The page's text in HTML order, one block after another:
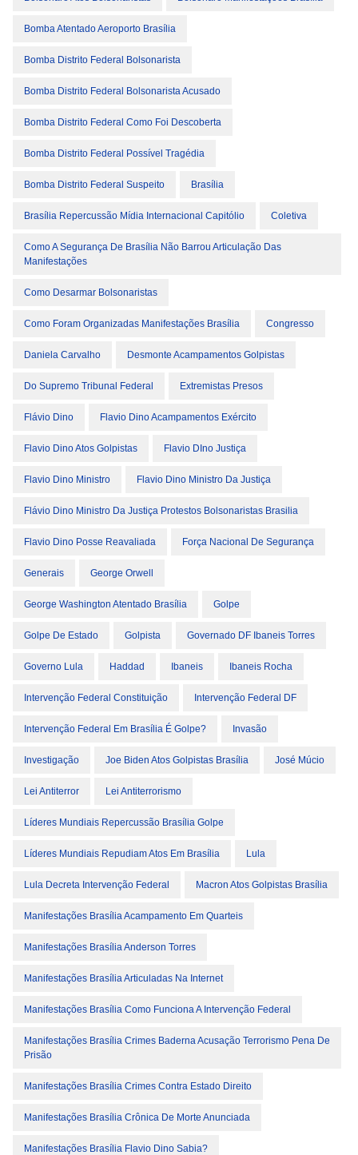
Bomba Atentado Aeroporto Brasília
Bomba Distrito Federal Bolsonarista
Bomba Distrito Federal Bolsonarista Acusado
Bomba Distrito Federal Como Foi Descoberta
Bomba Distrito Federal Possível Tragédia
Bomba Distrito Federal Suspeito Brasília
Brasília Repercussão Mídia Internacional Capitólio Coletiva
Como A Segurança De Brasília Não Barrou Articulação Das
Manifestações
Como Desarmar Bolsonaristas
Como Foram Organizadas Manifestações Brasília Congresso
Daniela Carvalho Desmonte Acampamentos Golpistas
Do Supremo Tribunal Federal Extremistas Presos
Flávio Dino Flavio Dino Acampamentos Exército
Flavio Dino Atos Golpistas Flavio DIno Justiça
Flavio Dino Ministro Flavio Dino Ministro Da Justiça
Flávio Dino Ministro Da Justiça Protestos Bolsonaristas Brasilia
Flavio Dino Posse Reavaliada Força Nacional De Segurança
Generais George Orwell
George Washington Atentado Brasília Golpe
Golpe De Estado Golpista Governado DF Ibaneis Torres
Governo Lula Haddad Ibaneis Ibaneis Rocha
Intervenção Federal Constituição Intervenção Federal DF
Intervenção Federal Em Brasília É Golpe? Invasão
Investigação Joe Biden Atos Golpistas Brasília José Múcio
Lei Antiterror Lei Antiterrorismo
Líderes Mundiais Repercussão Brasília Golpe
Líderes Mundiais Repudiam Atos Em Brasília Lula
Lula Decreta Intervenção Federal Macron Atos Golpistas Brasília
Manifestações Brasília Acampamento Em Quarteis
Manifestações Brasília Anderson Torres
Manifestações Brasília Articuladas Na Internet
Manifestações Brasília Como Funciona A Intervenção Federal
Manifestações Brasília Crimes Baderna Acusação Terrorismo Pena De
Prisão
Manifestações Brasília Crimes Contra Estado Direito
Manifestações Brasília Crônica De Morte Anunciada
Manifestações Brasília Flavio Dino Sabia?